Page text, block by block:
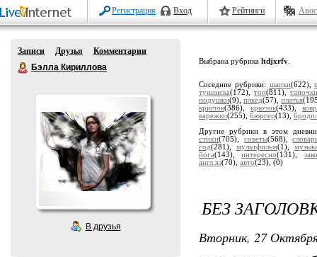
Регистрация Вход Рейтинги
Записи Друзья
Комментарии
Бэлла Кириллова
В друзья
Выбрана рубрика ltdjxrfv
Соседние рубрики: шапки(622),
тунииска(172), топ(811), тапочки
подушки(9),плкед(57),платья
крючок(386),крючок(433),
варежки(255), бюргер(13),
Другие рубрики в этом
стихи(705), советы(568),
год(281), мультфильм(1),
йога(143),интересно(131),
англ.яз(70), авто(23), (0)
БЕЗ
Вторник, 27